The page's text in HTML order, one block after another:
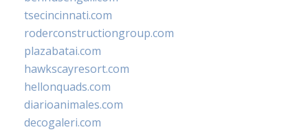
tsecincinnati.com
roderconstructiongroup.com
plazabatai.com
hawkscayresort.com
hellonquads.com
diarioanimales.com
decogaleri.com